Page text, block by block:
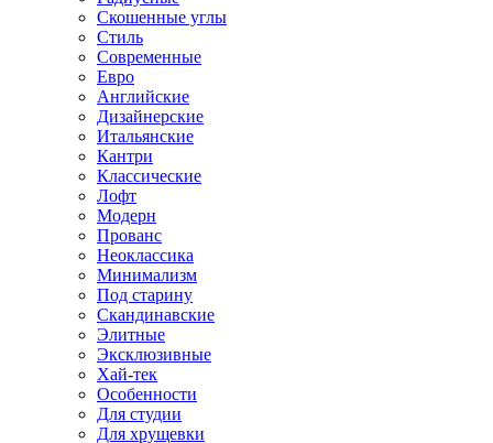
Скошенные углы
Стиль
Современные
Евро
Английские
Дизайнерские
Итальянские
Кантри
Классические
Лофт
Модерн
Прованс
Неоклассика
Минимализм
Под старину
Скандинавские
Элитные
Эксклюзивные
Хай-тек
Особенности
Для студии
Для хрущевки